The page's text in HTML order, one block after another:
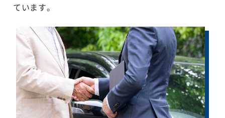
ています。